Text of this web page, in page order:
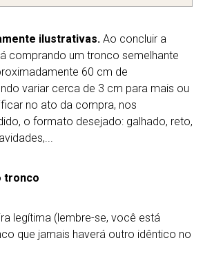
ilustrativas. Ao concluir a
comprando um tronco semelhante
60 cm de
variar cerca de 3 cm para mais ou
no ato da compra, nos
o formato desejado: galhado, reto,
tronco
legítima (lembre-se, você está
que jamais haverá outro idêntico no